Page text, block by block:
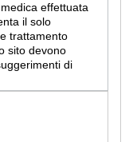
effettuata
il solo
trattamento
sito devono
di